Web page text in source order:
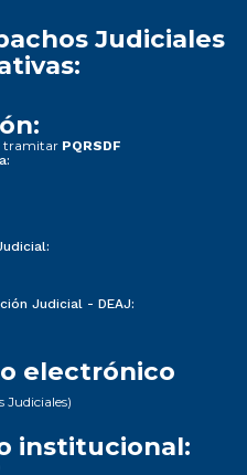
Judiciales
tramitar PQRSDF
Judicial - DEAJ:
electrónico
Judiciales)
institucional: